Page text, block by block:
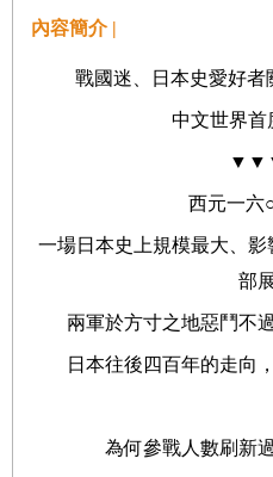
內容簡介 |
戰國迷、日本史愛好者
中文世界首
西元一六
一場日本史上規模最大、
部
兩軍於方寸之地惡鬥不
日本往後四百年的走
為何參戰人數刷新